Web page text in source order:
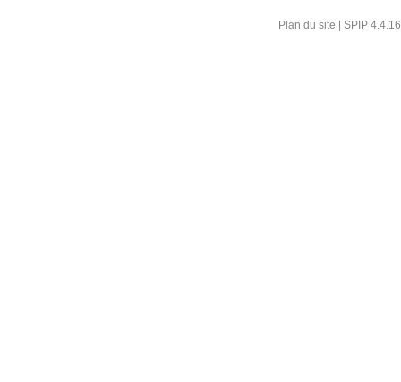
Plan du site SPIP 4.4.16